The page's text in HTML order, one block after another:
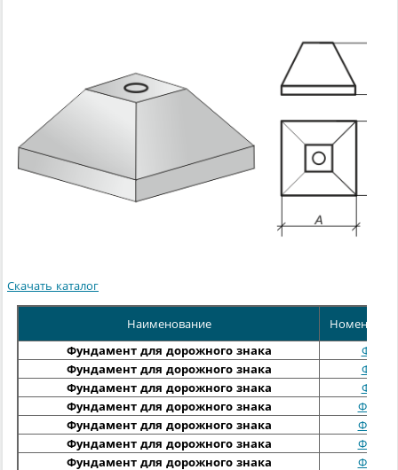
Скачать каталог
Наименование
Фундамент для дорожного знака
Ф-1
Фундамент для дорожного знака
Ф-2
Фундамент для дорожного знака
Ф-3
Фундамент для дорожного знака
ФМ1
Фундамент для дорожного знака
ФМ2
Фундамент для дорожного знака
ФМ3
Фундамент для дорожного знака
ФМ4